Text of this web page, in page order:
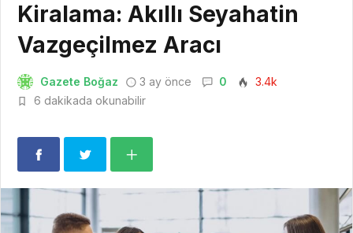
Kiralama: Akıllı Seyahatin
Vazgeçilmez Aracı
Gazete Boğaz 3 ay önce 0
3.4k
6 dakikada okunabilir